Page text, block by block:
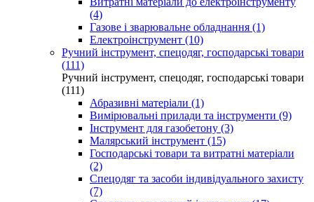
(4)
Газове і зварювальне обладнання (1)
Електроінструмент (10)
Ручний інструмент, спецодяг, господарські товари
(111)
Ручний інструмент, спецодяг, господарські товари
(111)
Абразивні матеріали (1)
Вимірювальні прилади та інструменти (9)
Інструмент для газобетону (3)
Малярський інструмент (15)
Господарські товари та витратні матеріали
(2)
Спецодяг та засоби індивідуального захисту
(7)